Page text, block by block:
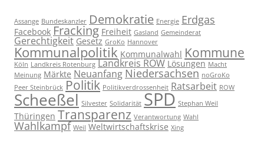
Assange Bundeskanzler Demokratie Energie Erdgas
Facebook Fracking Freiheit Gasland Gemeinderat
Gerechtigkeit Gesetz GroKo Hannover
Kommunalpolitik Kommunalwahl Kommune
Köln Landkreis Rotenburg Landkreis ROW Lösungen Macht
Meinung Märkte NeuanfangNiedersachsen noGroKo
Peer Steinbrück Politik Politikverdrossenheit Ratsarbeit ROW
Scheeßel Silvester Solidarität SPD Stephan Weil
Thüringen Transparenz Verantwortung Wahl
Wahlkampf Weil Weltwirtschaftskrise Xing